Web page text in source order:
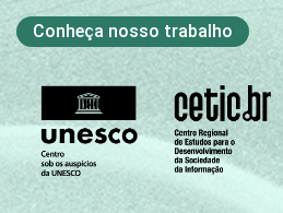
FAMILIAR
Mais de 1
Mais de
SM
Mais de
Conheça nosso trabalho